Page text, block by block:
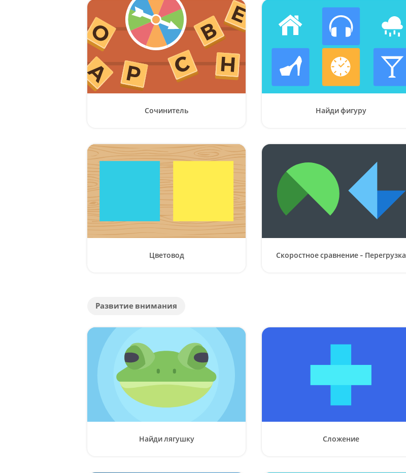
Сочинитель Найди фигуру
Цветовод Скоростное сравнение - Перегрузка
Развитие внимания
Найди лягушку Сложение